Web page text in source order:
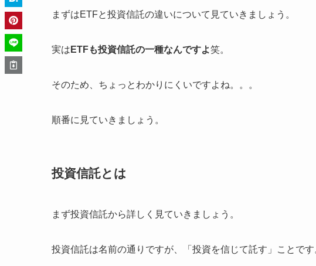
まずはETFと投資信託の違いについて見ていきましょう。
実は ETFも投資信託の一種なんですよ笑。
そのため、ちょっとわかりにくいですよね。。。
順番に見ていきましょう。
投資信託とは
まず投資信託から詳しく見ていきましょう。
投資信託は名前の通りですが、「投資を信じて託す」ことです